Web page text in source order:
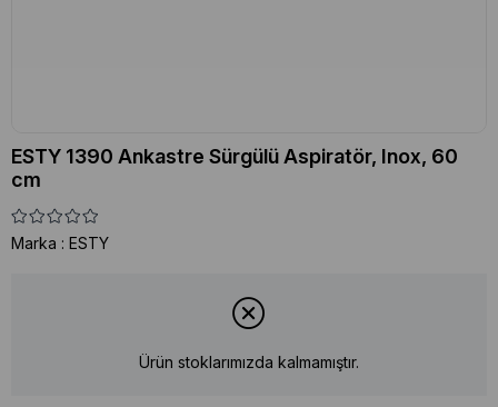
ESTY 1390 Ankastre Sürgülü Aspiratör, Inox, 60
cm
Marka : ESTY
Ürün stoklarımızda kalmamıştır.